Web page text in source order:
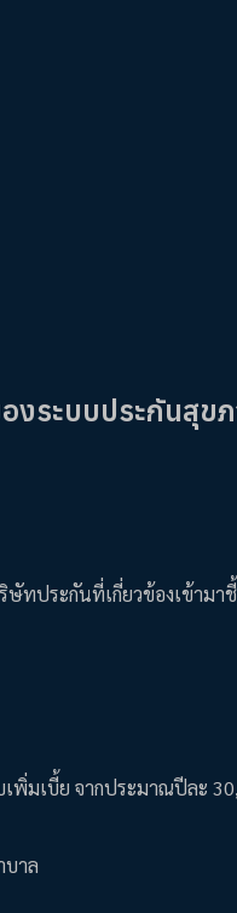
งระบบประกันสุข
ษัทประกันที่เกี่ยวข้องเข้ามา
พิ่มเบี้ย จากประมาณปีละ
บาล